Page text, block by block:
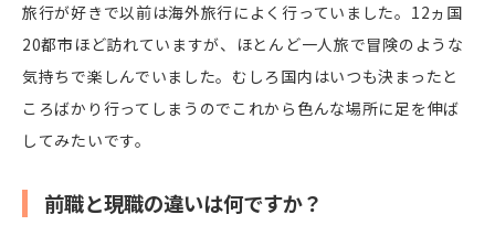
旅行が好きで以前は海外旅行によく行っていました。12ヵ国
20都市ほど訪れていますが、ほとんど一人旅で冒険のような
気持ちで楽しんでいました。むしろ国内はいつも決まったと
ころばかり行ってしまうのでこれから色んな場所に足を伸ば
してみたいです。
前職と現職の違いは何ですか？